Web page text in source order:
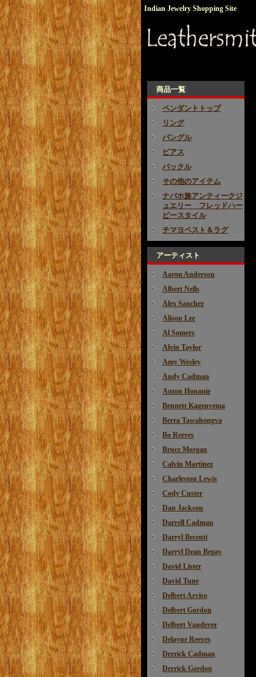
Indian Jewelry Shopping Site
商品一覧
ペンダントトップ
リング
バングル
ピアス
バックル
その他のアイテム
ナバホ族アンティークジ
ュエリー フレッドハー
ビースタイル
チマヨベスト＆ラグ
アーティスト
Aaron Anderson
Albert Nells
Alex Sanchez
Alison Lee
Al Somers
Alvin Taylor
Amy Wesley
Andy Cadman
Anton Honanie
Bennett Kagenvema
Berra Tawahongva
Bo Reeves
Bruce Morgan
Calvin Martinez
Charleston Lewis
Cody Custer
Dan Jackson
Darrell Cadman
Darryl Becenti
Darryl Dean Begay
David Lister
David Tune
Delbert Arviso
Delbert Gordon
Delbert Vandever
Delayne Reeves
Derrick Cadman
Derrick Gordon